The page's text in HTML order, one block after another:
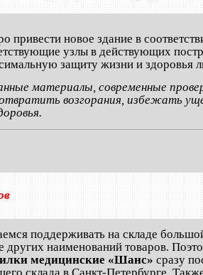
привести новое здание в
узлы в действующих
защиту жизни и здоровья
материалы, современные
возгорания, избежать
поддерживать на складе
других наименований товаров.
медицинские «Шанс» сразу
склада в Санкт-Петербурге.